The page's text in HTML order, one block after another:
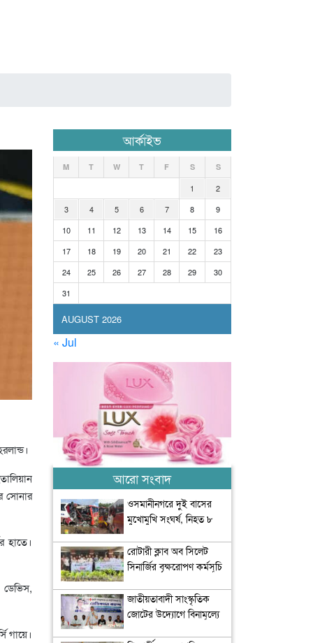
সোনার
হাতে।
গায়ে।
আর্কাইভ
AUGUST 2026
M T W T F S S
1
2
3
4 5 6 7 8
9
10
11 12 13 14 15
16
17
18 19 20 21 22
23
24
25 26 27 28 29
30
31
« Jul
আরো সংবাদ
ওসমানীনগরে দুই বাসের
মুখোমুখি সংঘর্ষ, নিহত ৮
রোটারী ক্লাব অব সিলেট
সিনার্জির বৃক্ষরোপণ কর্মসূচি
জাতীয়তাবাদী সাংস্কৃতিক
জোটের উদ্যোগে বিনামূল্যে